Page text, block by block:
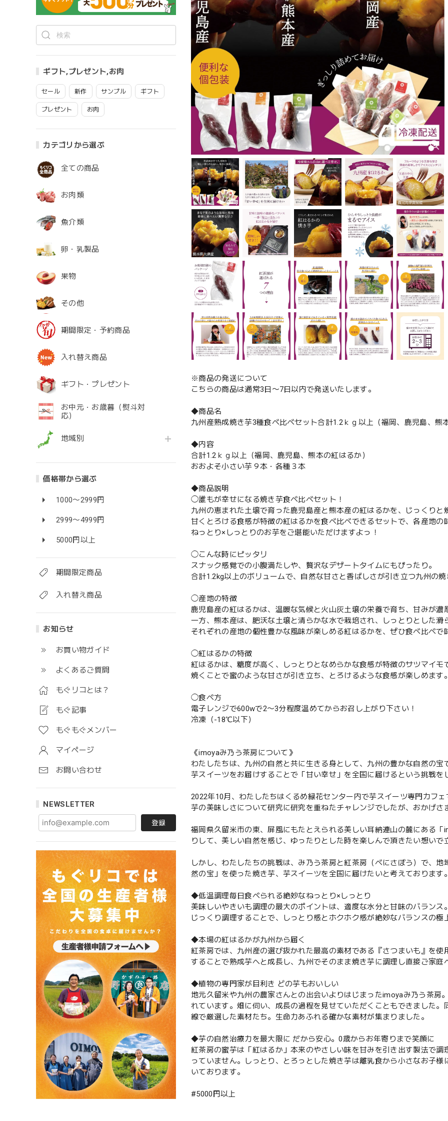
ギフト,プレゼント,お肉
セール 新作 サンプル ギフト
プレゼント お肉
カテゴリから選ぶ
全ての商品
お肉類
魚介類
卵・乳製品
果物
その他
期間限定・予約商品
入れ替え商品
ギフト・プレゼント
お中元・お歳暮（熨斗対
応）
地域別
価格帯から選ぶ
1000〜2999円
2999〜4999円
5000円以上
期間限定商品
入れ替え商品
お知らせ
お買い物ガイド
よくあるご質問
もぐリコとは？
もぐ記事
もぐもぐメンバー
マイページ
お問い合わせ
NEWSLETTER
登録
※商品の発送について
こちらの商品は通常3日〜7日以内で発送いたします。
◆商品名
九州産熟成焼き芋3種食べ比べセット合計1.2ｋｇ以上（福岡、鹿児島、熊
◆内容
合計1.2ｋｇ以上（福岡、鹿児島、熊本の紅はるか）
おおよそ小さい芋９本・各種３本
◆商品説明
◯誰もが幸せになる焼き芋食べ比べセット！
九州の恵まれた土壌で育った鹿児島産と熊本産の紅はるかを、じっくりと
甘くとろける食感が特徴の紅はるかを食べ比べできるセットで、各産地の
ねっとり×しっとりのお芋をご堪能いただけますよっ！
◯こんな時にピッタリ
スナック感覚での小腹満たしや、贅沢なデザートタイムにもぴったり。
合計1.2kg以上のボリュームで、自然な甘さと香ばしさが引き立つ九州の
◯産地の特徴
鹿児島産の紅はるかは、温暖な気候と火山灰土壌の栄養で育ち、甘みが濃
一方、熊本産は、肥沃な土壌と清らかな水で栽培され、しっとりとした滑
それぞれの産地の個性豊かな風味が楽しめる紅はるかを、ぜひ食べ比べで
◯紅はるかの特徴
紅はるかは、糖度が高く、しっとりとなめらかな食感が特徴のサツマイモ
焼くことで蜜のような甘さが引き立ち、とろけるような食感が楽しめます。
◯食べ方
電子レンジで600wで2〜3分程度温めてからお召し上がり下さい！
冷凍（-18℃以下）
《imoyaみ乃う茶房について》
わたしたちは、九州の自然と共に生きる身として、九州の豊かな自然の宝
芋スイーツをお届けすることで「甘い幸せ」を全国に届けるという挑戦を
2022年10月、わたしたちはくるめ緑花センター内で芋スイーツ専門カフェ
芋の美味しさについて研究に研究を重ねたチャレンジでしたが、おかげさ
福岡県久留米市の東、屏風にもたとえられる美しい耳納連山の麓にある
りして、美しい自然を感じ、ゆったりとした時を楽しんで頂きたい想いで
しかし、わたしたちの挑戦は、み乃う茶房と紅茶房（べにさぼう）で、
然の宝」を使った焼き芋、芋スイーツを全国に届けたいと考えております。
◆低温調理毎日食べられる絶妙なねっとり×しっとり
美味しいやきいも調理の最大のポイントは、適度な水分と甘味のバラン
じっくり調理することで、しっとり感とホクホク感が絶妙なバランスの極
◆本場の紅はるかが九州から届く
紅茶房では、九州産の選び抜かれた最高の素材である『さつまいも』を
することで熟成芋へと成長し、九州でそのまま焼き芋に調理し直接ご家庭
◆植物の専門家が目利き どの芋もおいしい
地元久留米や九州の農家さんとの出会いよりはじまったimoyaみ乃う茶房
れています。畑に伺い、成長の過程を見せていただくこともできました
線で厳選した素材たち。生命力あふれる確かな素材が集まりました。
◆芋の自然治療力を最大限に だから安心。0歳からお年寄りまで笑顔に
紅茶房の蜜芋は「紅はるか」本来のやさしい味を甘みを引き出す製法で
っていません。しっとり、とろっとした焼き芋は離乳食から小さなお子
いております。
#5000円以上